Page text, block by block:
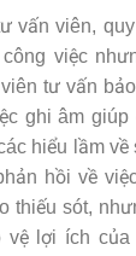
vấn viên,
việc
tư vấn
ghi âm
hiểu lầm
hồi về
thiếu sót,
vệ lợi ích